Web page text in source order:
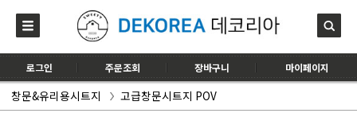
로그인 주문조회 장바구니 마이페이지
창문&유리용시트지 고급창문시트지 POV